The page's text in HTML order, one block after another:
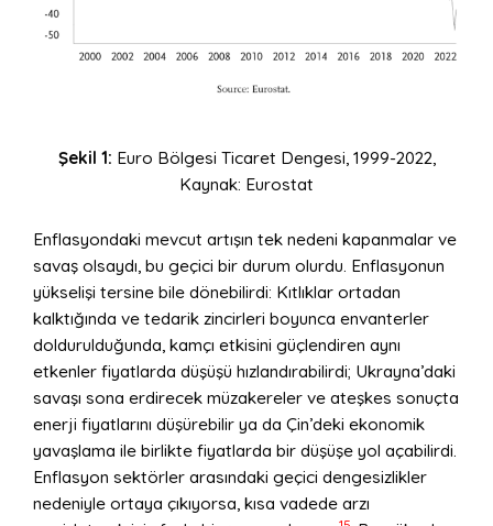
Şekil 1: Euro Bölgesi Ticaret Dengesi, 1999-2022,
Kaynak: Eurostat
Enflasyondaki mevcut artışın tek nedeni kapanmalar ve
savaş olsaydı, bu geçici bir durum olurdu. Enflasyonun
yükselişi tersine bile dönebilirdi: Kıtlıklar ortadan
kalktığında ve tedarik zincirleri boyunca envanterler
doldurulduğunda, kamçı etkisini güçlendiren aynı
etkenler fiyatlarda düşüşü hızlandırabilirdi; Ukrayna’daki
savaşı sona erdirecek müzakereler ve ateşkes sonuçta
enerji fiyatlarını düşürebilir ya da Çin’deki ekonomik
yavaşlama ile birlikte fiyatlarda bir düşüşe yol açabilirdi.
Enflasyon sektörler arasındaki geçici dengesizlikler
nedeniyle ortaya çıkıyorsa, kısa vadede arzı